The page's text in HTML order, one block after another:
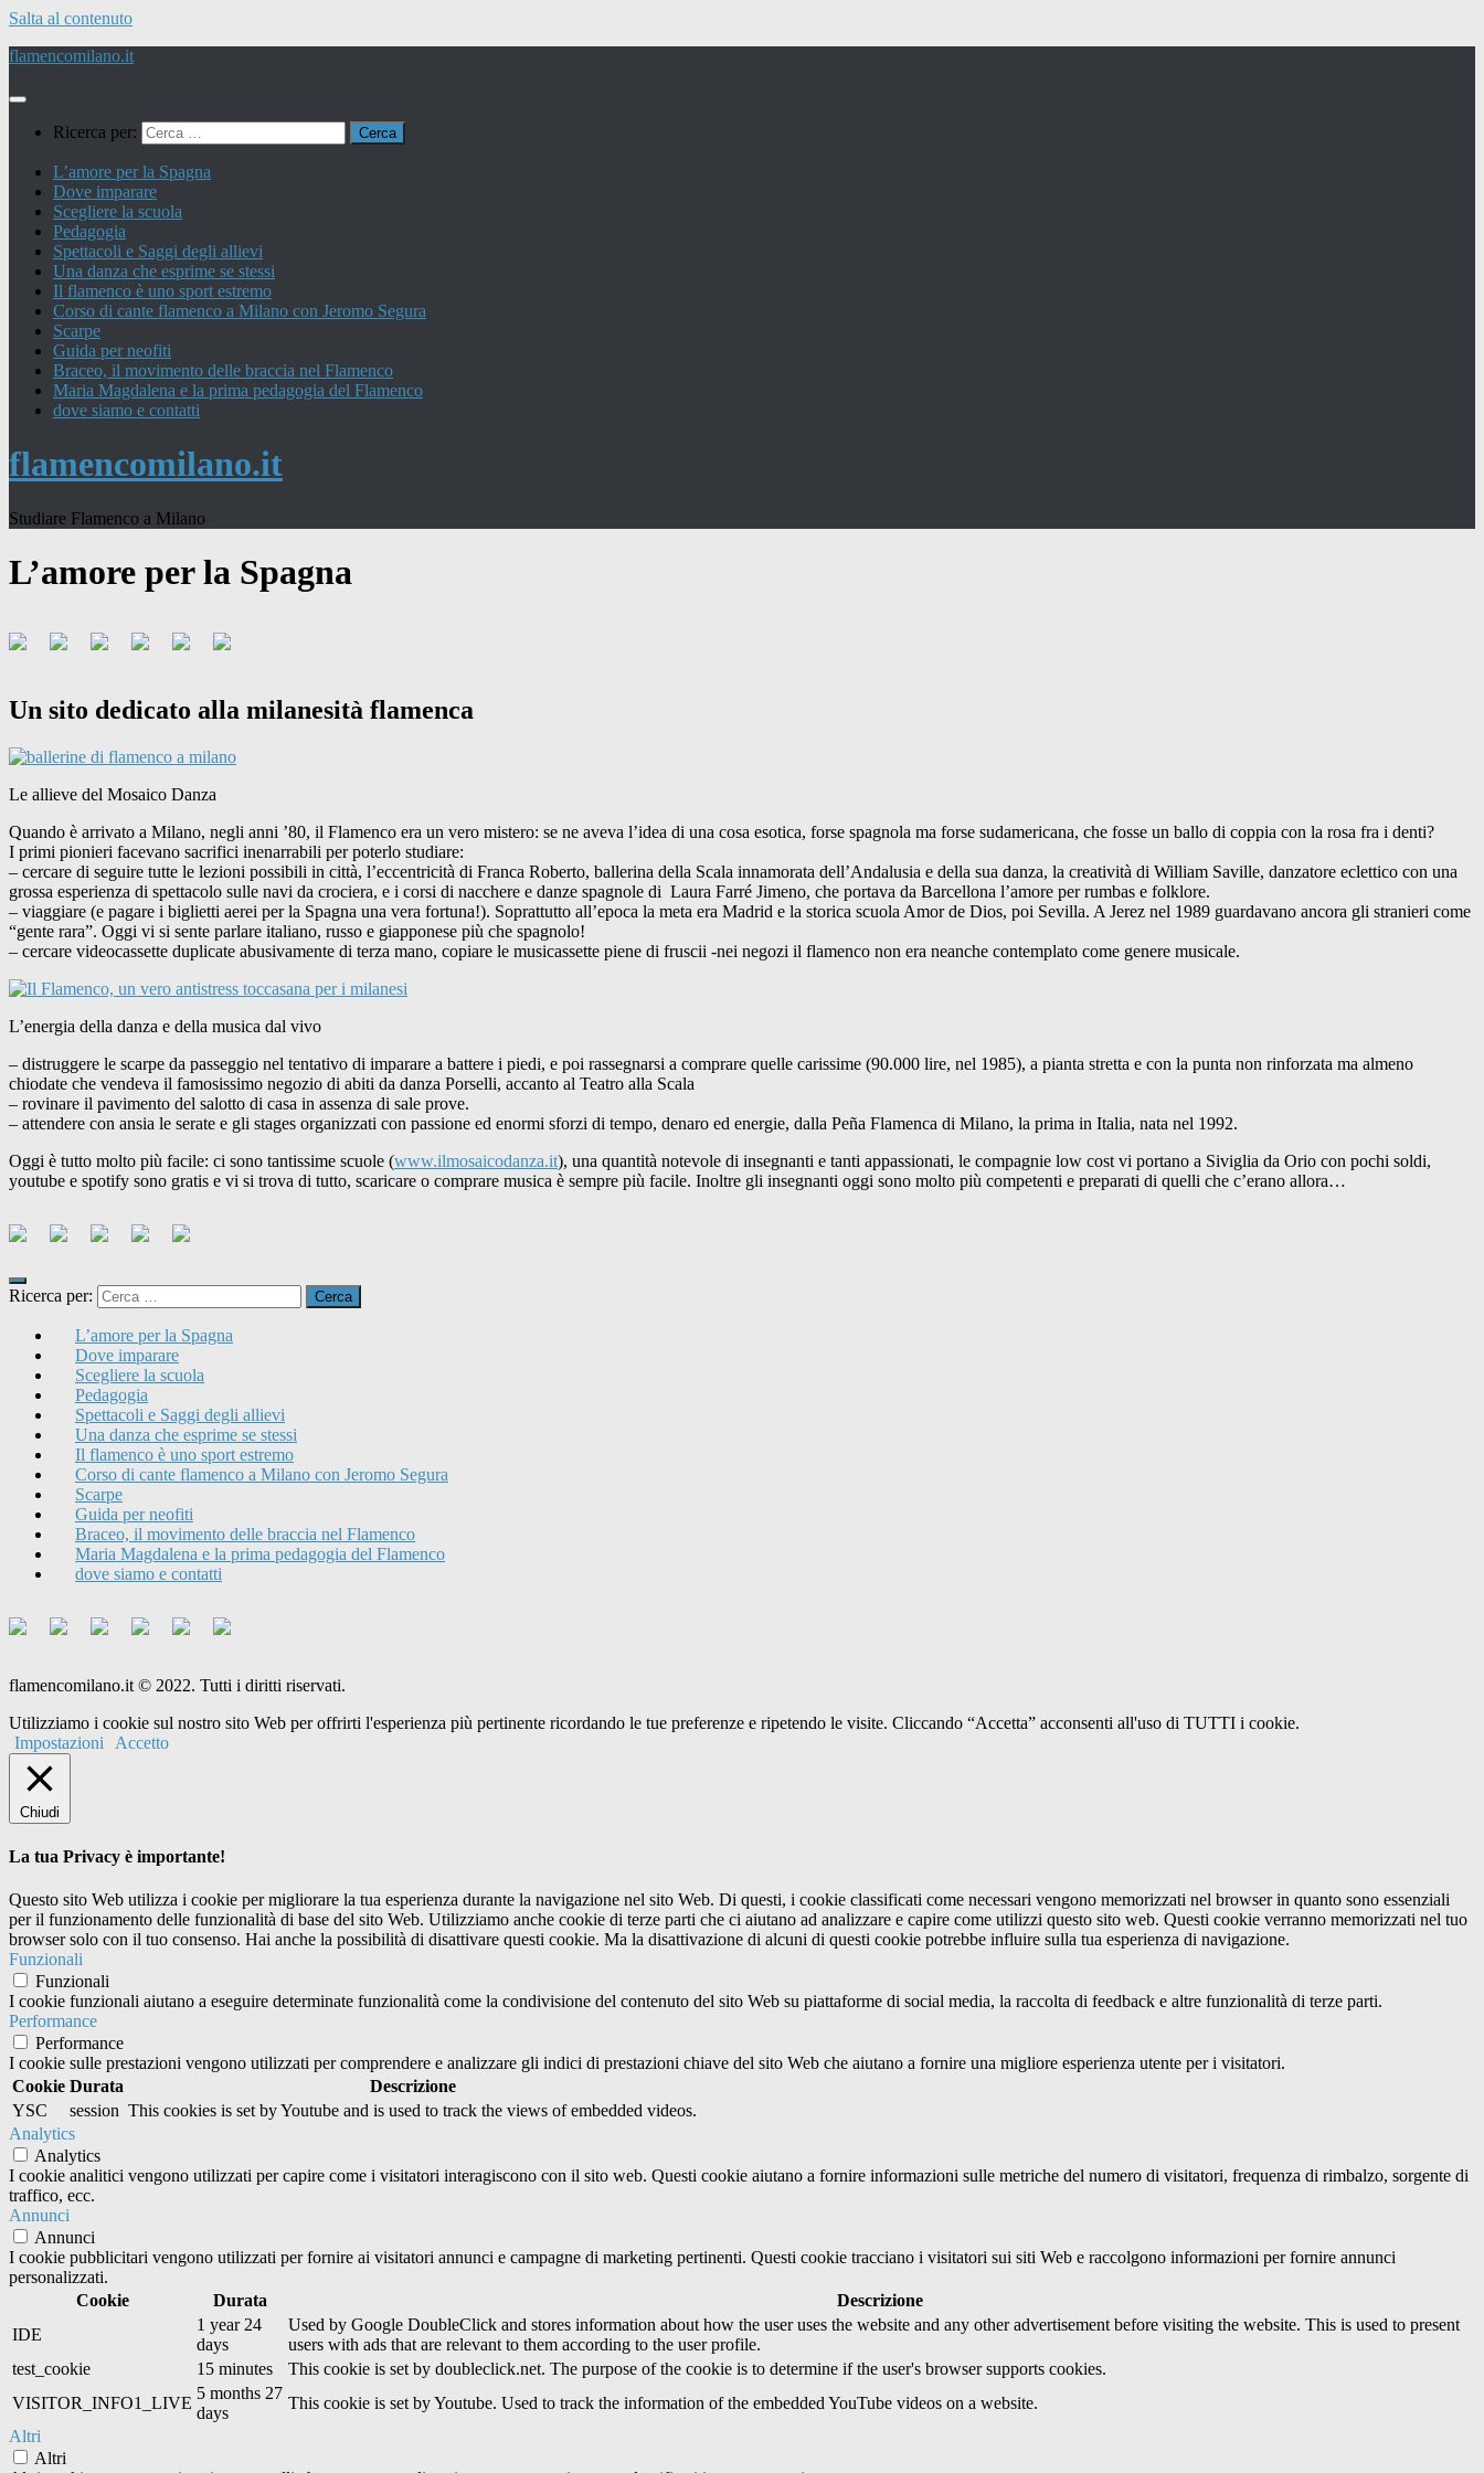
Salta al contenuto
flamencomilano.it
Ricerca per:
L’amore per la Spagna
Dove imparare
Scegliere la scuola
Pedagogia
Spettacoli e Saggi degli allievi
Una danza che esprime se stessi
Il flamenco è uno sport estremo
Corso di cante flamenco a Milano con Jeromo Segura
Scarpe
Guida per neofiti
Braceo, il movimento delle braccia nel Flamenco
Maria Magdalena e la prima pedagogia del Flamenco
dove siamo e contatti
flamencomilano.it
Studiare Flamenco a Milano
L’amore per la Spagna
Un sito dedicato alla milanesità flamenca
Le allieve del Mosaico Danza
Quando è arrivato a Milano, negli anni ’80, il Flamenco era un vero mistero: se ne aveva l’idea di una cosa esotica, forse spagnola ma forse sudamericana, che fosse un ballo di coppia con la rosa fra i denti?
I primi pionieri facevano sacrifici inenarrabili per poterlo studiare:
– cercare di seguire tutte le lezioni possibili in città, l’eccentricità di Franca Roberto, ballerina della Scala innamorata dell’Andalusia e della sua danza, la creatività di William Saville, danzatore eclettico con una
grossa esperienza di spettacolo sulle navi da crociera, e i corsi di nacchere e danze spagnole di Laura Farré Jimeno, che portava da Barcellona l’amore per rumbas e folklore.
– viaggiare (e pagare i biglietti aerei per la Spagna una vera fortuna!). Soprattutto all’epoca la meta era Madrid e la storica scuola Amor de Dios, poi Sevilla. A Jerez nel 1989 guardavano ancora gli stranieri come
“gente rara”. Oggi vi si sente parlare italiano, russo e giapponese più che spagnolo!
– cercare videocassette duplicate abusivamente di terza mano, copiare le musicassette piene di fruscii -nei negozi il flamenco non era neanche contemplato come genere musicale.
L’energia della danza e della musica dal vivo
– distruggere le scarpe da passeggio nel tentativo di imparare a battere i piedi, e poi rassegnarsi a comprare quelle carissime (90.000 lire, nel 1985), a pianta stretta e con la punta non rinforzata ma almeno
chiodate che vendeva il famosissimo negozio di abiti da danza Porselli, accanto al Teatro alla Scala
– rovinare il pavimento del salotto di casa in assenza di sale prove.
– attendere con ansia le serate e gli stages organizzati con passione ed enormi sforzi di tempo, denaro ed energie, dalla Peña Flamenca di Milano, la prima in Italia, nata nel 1992.
Oggi è tutto molto più facile: ci sono tantissime scuole (www.ilmosaicodanza.it), una quantità notevole di insegnanti e tanti appassionati, le compagnie low cost vi portano a Siviglia da Orio con pochi soldi,
youtube e spotify sono gratis e vi si trova di tutto, scaricare o comprare musica è sempre più facile. Inoltre gli insegnanti oggi sono molto più competenti e preparati di quelli che c’erano allora…
Ricerca per:
L’amore per la Spagna
Dove imparare
Scegliere la scuola
Pedagogia
Spettacoli e Saggi degli allievi
Una danza che esprime se stessi
Il flamenco è uno sport estremo
Corso di cante flamenco a Milano con Jeromo Segura
Scarpe
Guida per neofiti
Braceo, il movimento delle braccia nel Flamenco
Maria Magdalena e la prima pedagogia del Flamenco
dove siamo e contatti
flamencomilano.it © 2022. Tutti i diritti riservati.
Utilizziamo i cookie sul nostro sito Web per offrirti l'esperienza più pertinente ricordando le tue preferenze e ripetendo le visite. Cliccando “Accetta” acconsenti all'uso di TUTTI i cookie.
Impostazioni
Accetto
Chiudi
La tua Privacy è importante!
Questo sito Web utilizza i cookie per migliorare la tua esperienza durante la navigazione nel sito Web. Di questi, i cookie classificati come necessari vengono memorizzati nel browser in quanto sono essenziali
per il funzionamento delle funzionalità di base del sito Web. Utilizziamo anche cookie di terze parti che ci aiutano ad analizzare e capire come utilizzi questo sito web. Questi cookie verranno memorizzati nel tuo
browser solo con il tuo consenso. Hai anche la possibilità di disattivare questi cookie. Ma la disattivazione di alcuni di questi cookie potrebbe influire sulla tua esperienza di navigazione.
Funzionali
Funzionali
I cookie funzionali aiutano a eseguire determinate funzionalità come la condivisione del contenuto del sito Web su piattaforme di social media, la raccolta di feedback e altre funzionalità di terze parti.
Performance
Performance
I cookie sulle prestazioni vengono utilizzati per comprendere e analizzare gli indici di prestazioni chiave del sito Web che aiutano a fornire una migliore esperienza utente per i visitatori.
Cookie Durata
Descrizione
YSC
session This cookies is set by Youtube and is used to track the views of embedded videos.
Analytics
Analytics
I cookie analitici vengono utilizzati per capire come i visitatori interagiscono con il sito web. Questi cookie aiutano a fornire informazioni sulle metriche del numero di visitatori, frequenza di rimbalzo, sorgente di
traffico, ecc.
Annunci
Annunci
I cookie pubblicitari vengono utilizzati per fornire ai visitatori annunci e campagne di marketing pertinenti. Questi cookie tracciano i visitatori sui siti Web e raccolgono informazioni per fornire annunci
personalizzati.
Cookie
Durata
Descrizione
IDE
1 year 24
days
Used by Google DoubleClick and stores information about how the user uses the website and any other advertisement before visiting the website. This is used to present
users with ads that are relevant to them according to the user profile.
test_cookie
15 minutes
This cookie is set by doubleclick.net. The purpose of the cookie is to determine if the user's browser supports cookies.
VISITOR_INFO1_LIVE
5 months 27
days
This cookie is set by Youtube. Used to track the information of the embedded YouTube videos on a website.
Altri
Altri